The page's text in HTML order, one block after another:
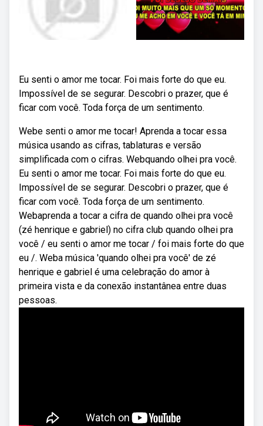
Eu senti o amor me tocar. Foi mais forte do que eu.
Impossível de se segurar. Descobri o prazer, que é
ficar com você. Toda força de um sentimento.
Webe senti o amor me tocar! Aprenda a tocar essa
música usando as cifras, tablaturas e versão
simplificada com o cifras. Webquando olhei pra você.
Eu senti o amor me tocar. Foi mais forte do que eu.
Impossível de se segurar. Descobri o prazer, que é
ficar com você. Toda força de um sentimento.
Webaprenda a tocar a cifra de quando olhei pra você
(zé henrique e gabriel) no cifra club quando olhei pra
você / eu senti o amor me tocar / foi mais forte do que
eu /. Weba música 'quando olhei pra você' de zé
henrique e gabriel é uma celebração do amor à
primeira vista e da conexão instantânea entre duas
pessoas.